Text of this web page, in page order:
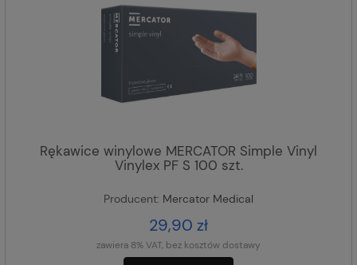
Rękawice winylowe MERCATOR Simple Vinyl
Vinylex PF S 100 szt.
Producent: Mercator Medical
29,90 zł
zawiera 8% VAT, bez kosztów dostawy